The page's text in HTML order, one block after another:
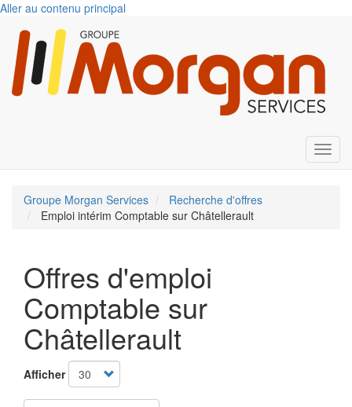
Aller au contenu principal
Groupe Morgan Services
Recherche d'offres
Emploi intérim Comptable sur Châtellerault
Offres d'emploi
Comptable sur
Châtellerault
Afficher